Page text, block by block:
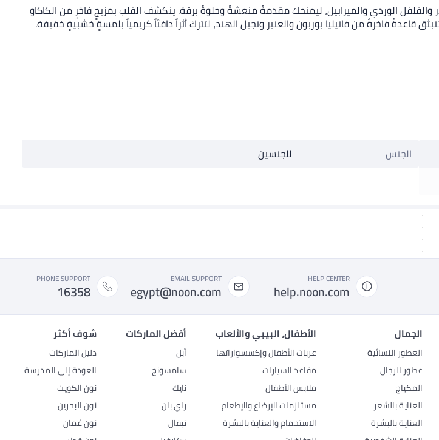
الوردي والميرابيل، ليمنحك مقدمةً منعشةً وحلوةً برقة. ينكشف القلب بمزيجٍ فاخرٍ من الكاكاو
قاعدةٌ فاخرةٌ من فانيليا بوربون والعنبر ونجيل الهند، لتترك أثراً دافئاً كريمياً بلمسةٍ خشبيةٍ خفيفة.
الجنس للجنسين
HELP CENTER
help.noon.com
EMAIL SUPPORT
egypt@noon.com
PHONE SUPPORT
16358
الجمال
العطور النسائية
عطور الرجال
المكياج
العناية بالشعر
العناية بالبشرة
الأطفال، البيبي والألعاب
عربات الأطفال وإكسسواراتها
مقاعد السيارات
ملابس الأطفال
مستلزمات الإرضاع والإطعام
الاستحمام والعناية بالبشرة
أفضل الماركات
أبل
سامسونج
نايك
راي بان
تيفال
شوف أكثر
دليل الماركات
العودة إلى المدرسة
نون الكويت
نون البحرين
نون عُمان